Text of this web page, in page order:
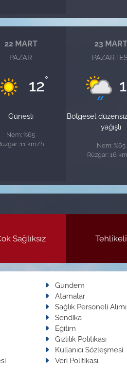
22 MART
PAZAR
12°
Güneşli
Nem: %65
11 km/h
23 MART
Bölgesel
yağışlı
Nem: %65
Rüzgar: 16
Sağlıksız Tehlikeli
Gündem
Atamalar
Sağlık Personeli Alımı
Sendika
Eğitim
Gizlilik Politikası
Kullanıcı Sözleşmesi
Veri Politikası